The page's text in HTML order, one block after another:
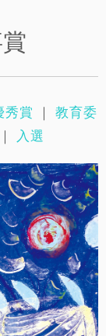
秀賞 ｜ 教育委
｜ 入選